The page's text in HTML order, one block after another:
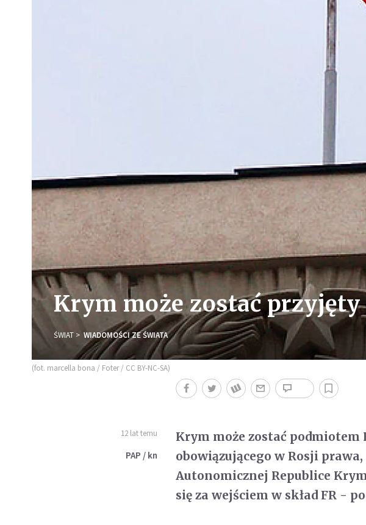
Krym może zostać przyjęty
ŚWIAT WIADOMOŚCI ZE ŚWIATA
(fot. marcella bona / Foter / CC BY-NC-SA)
12 lat temu
PAP / kn
Krym może zostać podmiotem
obowiązującego w Rosji
Autonomicznej Republice
się za wejściem w skład FR -